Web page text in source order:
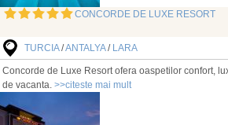
CONCORDE DE LUXE RESORT
TURCIA/ANTALYA/ LARA
Concorde de Luxe Resort ofera oaspetilor confort,
de vacanta. >>citeste mai mult